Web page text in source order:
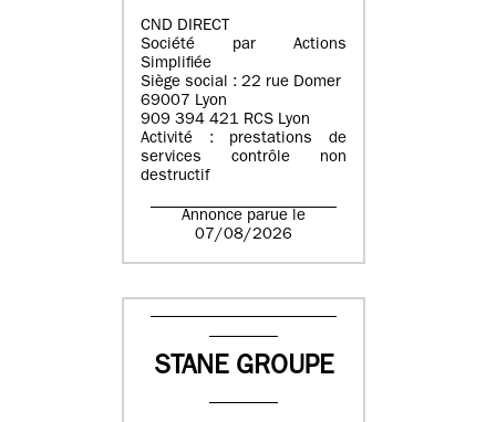
CND DIRECT
Société par Actions
Simplifiée
Siège social : 22 rue Domer
69007 Lyon
909 394 421 RCS Lyon
Activité : prestations de
services contrôle non
destructif
Annonce parue le
07/08/2026
STANE GROUPE